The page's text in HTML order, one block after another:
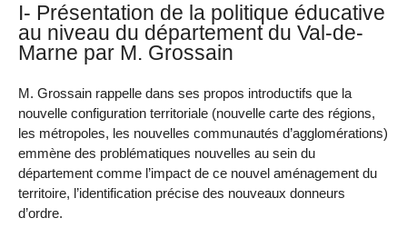
I- Présentation de la politique éducative
au niveau du département du Val-de-
Marne par M. Grossain
M. Grossain rappelle dans ses propos introductifs que la
nouvelle configuration territoriale (nouvelle carte des régions,
les métropoles, les nouvelles communautés d’agglomérations)
emmène des problématiques nouvelles au sein du
département comme l’impact de ce nouvel aménagement du
territoire, l’identification précise des nouveaux donneurs
d’ordre.